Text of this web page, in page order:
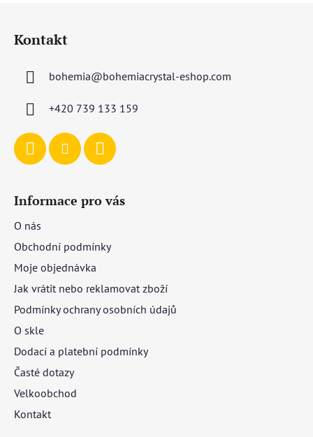
Kontakt
bohemia@bohemiacrystal-eshop.com
+420 739 133 159
Informace pro vás
O nás
Obchodní podmínky
Moje objednávka
Jak vrátit nebo reklamovat zboží
Podmínky ochrany osobních údajů
O skle
Dodací a platební podmínky
Časté dotazy
Velkoobchod
Kontakt